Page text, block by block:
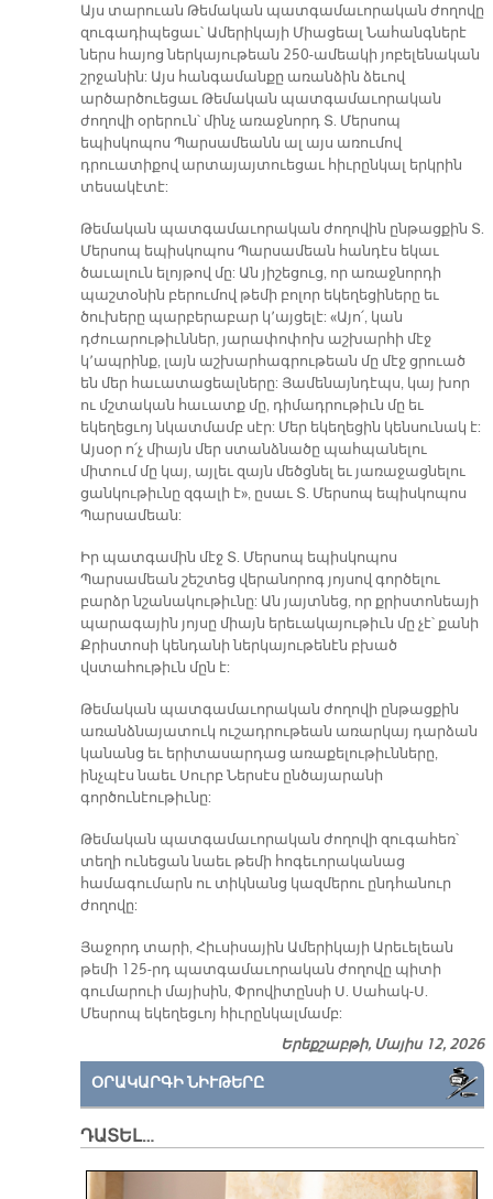
Այս տարուան Թեմական պատգամաւորական ժողովը
զուգադիպեցաւ՝ Ամերիկայի Միացեալ Նահանգներէ
ներս հայոց ներկայութեան 250-ամեակի յոբելենական
շրջանին: Այս հանգամանքը առանձին ձեւով
արծարծուեցաւ Թեմական պատգամաւորական
ժողովի օրերուն՝ մինչ առաջնորդ Տ. Մերսոպ
եպիսկոպոս Պարսամեանն ալ այս առումով
դրուատիքով արտայայտուեցաւ հիւրընկալ երկրին
տեսակէտէ:
Թեմական պատգամաւորական ժողովին ընթացքին Տ.
Մերսոպ եպիսկոպոս Պարսամեան հանդէս եկաւ
ծաւալուն ելոյթով մը: Ան յիշեցուց, որ առաջնորդի
պաշտօնին բերումով թեմի բոլոր եկեղեցիները եւ
ծուխերը պարբերաբար կ՚այցելէ: «Այո՛, կան
դժուարութիւններ, յարափոփոխ աշխարհի մէջ
կ՚ապրինք, լայն աշխարհագրութեան մը մէջ ցրուած
են մեր հաւատացեալները: Յամենայնդէպս, կայ խոր
ու մշտական հաւատք մը, դիմադրութիւն մը եւ
եկեղեցւոյ նկատմամբ սէր: Մեր եկեղեցին կենսունակ է:
Այսօր ո՛չ միայն մեր ստանձնածը պահպանելու
միտում մը կայ, այլեւ զայն մեծցնել եւ յառաջացնելու
ցանկութիւնը զգալի է», ըսաւ Տ. Մերսոպ եպիսկոպոս
Պարսամեան:
Իր պատգամին մէջ Տ. Մերսոպ եպիսկոպոս
Պարսամեան շեշտեց վերանորոգ յոյսով գործելու
բարձր նշանակութիւնը: Ան յայտնեց, որ քրիստոնեայի
պարագային յոյսը միայն երեւակայութիւն մը չէ՝ քանի
Քրիստոսի կենդանի ներկայութենէն բխած
վստահութիւն մըն է:
Թեմական պատգամաւորական ժողովի ընթացքին
առանձնայատուկ ուշադրութեան առարկայ դարձան
կանանց եւ երիտասարդաց առաքելութիւնները,
ինչպէս նաեւ Սուրբ Ներսէս ընծայարանի
գործունէութիւնը:
Թեմական պատգամաւորական ժողովի զուգահեռ՝
տեղի ունեցան նաեւ թեմի հոգեւորականաց
համագումարն ու տիկնանց կազմերու ընդհանուր
ժողովը:
Յաջորդ տարի, Հիւսիսային Ամերիկայի Արեւելեան
թեմի 125-րդ պատգամաւորական ժողովը պիտի
գումարուի մայիսին, Փրովիտընսի Ս. Սահակ-Ս.
Մեսրոպ եկեղեցւոյ հիւրընկալմամբ:
Երեքշաբթի, Մայիս 12, 2026
ՕՐԱԿԱՐԳԻ ՆԻՒԹԵՐԸ
ԴԱՏԵԼ…